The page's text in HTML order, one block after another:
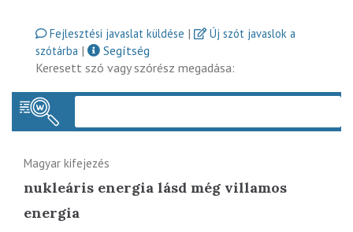
Fejlesztési javaslat küldése |
Új szót javaslok a
szótárba |
Segítség
Keresett szó vagy szórész megadása:
Magyar kifejezés
nukleáris energia lásd még villamos
energia